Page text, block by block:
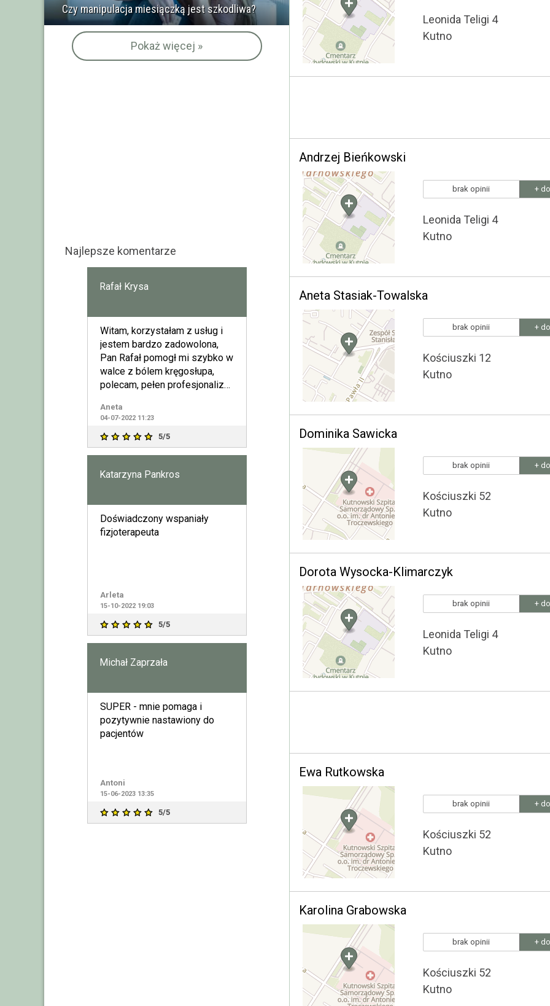
Leonida Teligi 4
Kutno
Andrzej Bieńkowski
brak opinii +
Leonida Teligi 4
Kutno
Aneta Stasiak-Towalska
brak opinii +
Kościuszki 12
Kutno
Dominika Sawicka
brak opinii +
Kościuszki 52
Kutno
Dorota Wysocka-Klimarczyk
brak opinii +
Leonida Teligi 4
Kutno
Ewa Rutkowska
brak opinii +
Kościuszki 52
Kutno
Karolina Grabowska
brak opinii +
Kościuszki 52
Kutno
Czy manipulacja miesiączką jest szkodliwa?
Pokaż więcej »
Najlepsze komentarze
Rafał Krysa
Witam, korzystałam z usług i
jestem bardzo zadowolona,
Pan Rafał pomogł mi szybko w
walce z bólem kręgosłupa,
polecam, pełen profesjonalizm
Aneta
04-07-2022 11:23
5/5
Katarzyna Pankros
Doświadczony wspaniały
fizjoterapeuta
Arleta
15-10-2022 19:03
5/5
Michał Zaprzała
SUPER - mnie pomaga i
pozytywnie nastawiony do
pacjentów
Antoni
15-06-2023 13:35
5/5